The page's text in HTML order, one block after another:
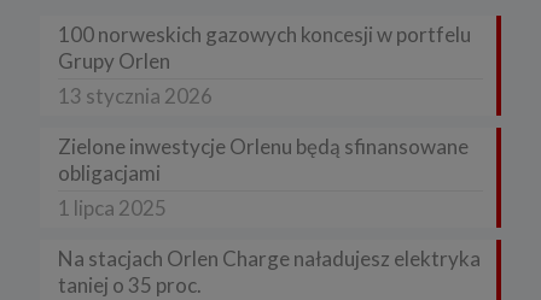
100 norweskich gazowych koncesji w portfelu
Grupy Orlen
13 stycznia 2026
Zielone inwestycje Orlenu będą sfinansowane
obligacjami
1 lipca 2025
Na stacjach Orlen Charge naładujesz elektryka
taniej o 35 proc.